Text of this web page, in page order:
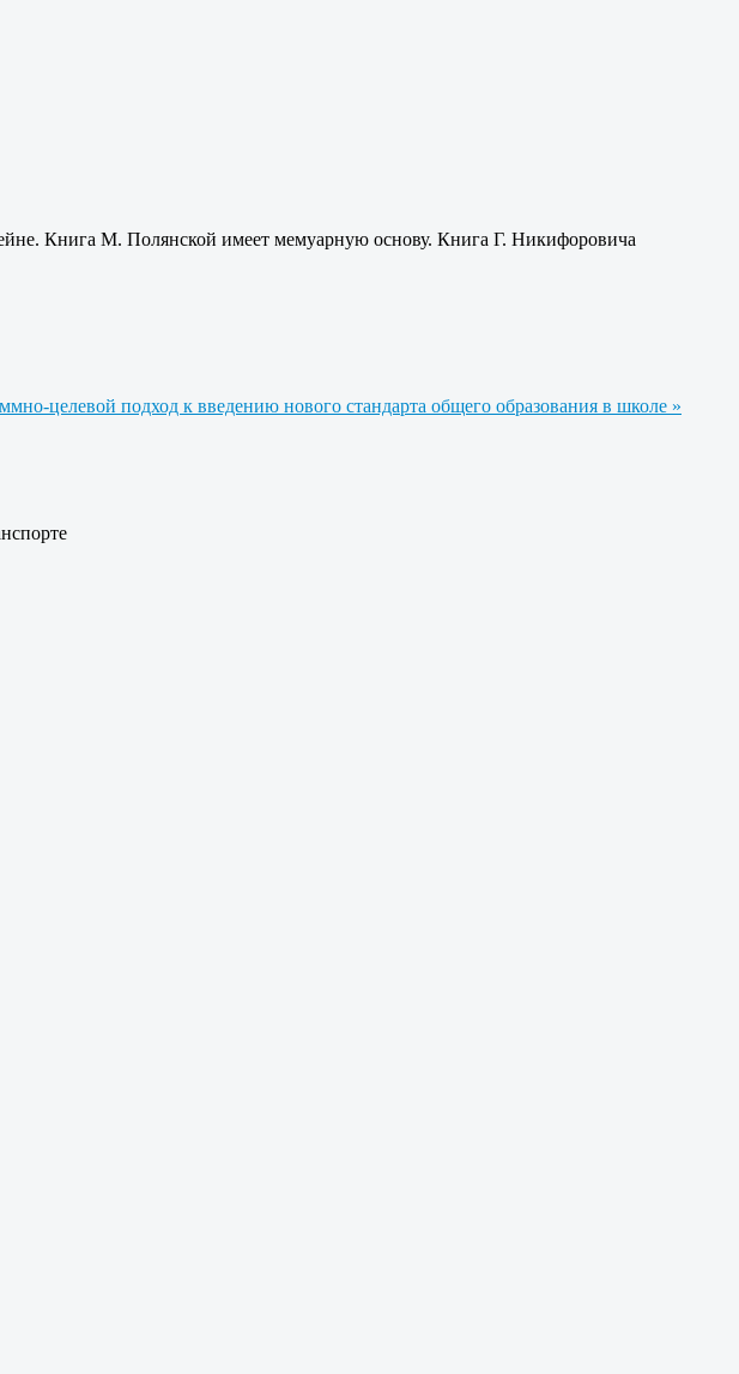
Книга М. Полянской имеет мемуарную основу. Книга Г. Никифоровича
целевой подход к введению нового стандарта общего образования в школе »